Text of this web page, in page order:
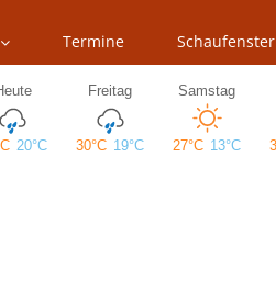
Termine Schaufenster